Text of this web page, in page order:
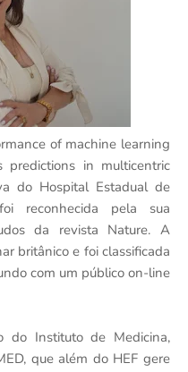
of machine learning
predictions in multicentric
do Hospital Estadual de
reconhecida pela sua
da revista Nature. A
britânico e foi classificada
com um público on-line
do Instituto de Medicina,
que além do HEF gere